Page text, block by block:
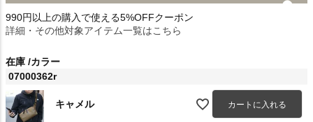
990円以上の購入で使える5%OFFクーポン
詳細・その他対象アイテム一覧はこちら
在庫 カラー
07000362r
キャメル カートに入れる